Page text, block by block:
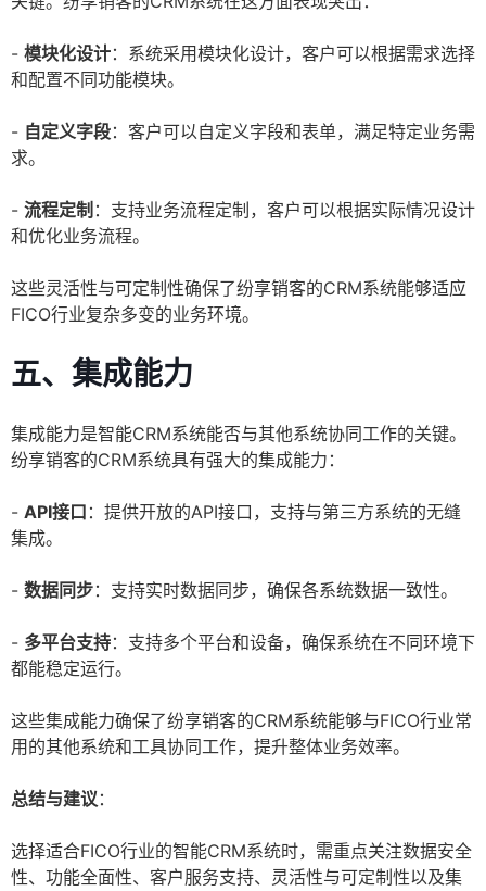
- 模块化设计：系统采用模块化设计，客户可以根据需求选择
和配置不同功能模块。
- 自定义字段：客户可以自定义字段和表单，满足特定业务需
求。
- 流程定制 ：支持业务流程定制，客户可以根据实际情况设计
和优化业务流程。
这些灵活性与可定制性确保了纷享销客的CRM系统能够适应
FICO行业复杂多变的业务环境。
五、集成能力
集成能力是智能CRM系统能否与其他系统协同工作的关键。
纷享销客的CRM系统具有强大的集成能力：
- API接口 ：提供开放的API接口，支持与第三方系统的无缝
集成。
- 数据同步：支持实时数据同步，确保各系统数据一致性。
- 多平台支持：支持多个平台和设备，确保系统在不同环境下
都能稳定运行。
这些集成能力确保了纷享销客的CRM系统能够与FICO行业常
用的其他系统和工具协同工作，提升整体业务效率。
总结与建议：
选择适合FICO行业的智能CRM系统时，需重点关注数据安全
性、功能全面性、客户服务支持、灵活性与可定制性以及集